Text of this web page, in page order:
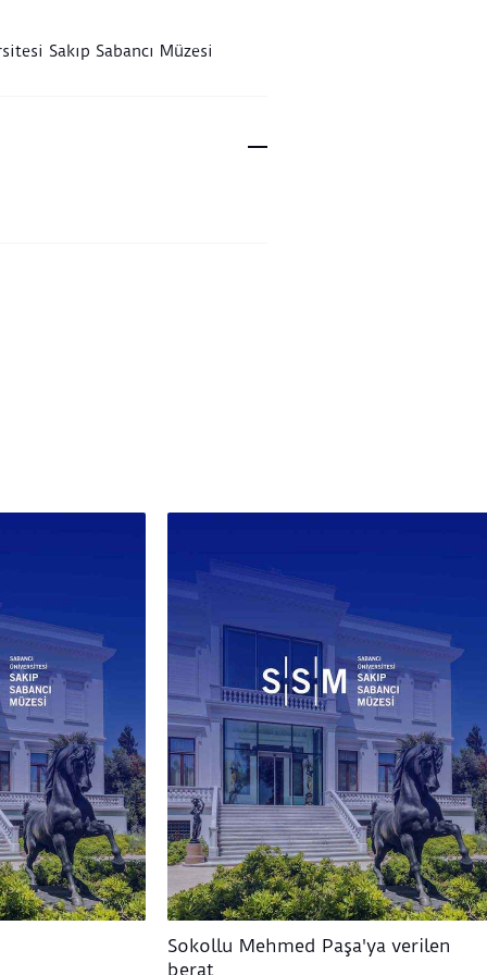
yazılmış, satırların
zer-nişan adı verilen altın
Sakıp Sabancı Müzesi
Sokollu Mehmed Paşa'ya verilen
berat